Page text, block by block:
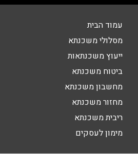
עמוד הבית
מסלולי משכנתא
ייעוץ משכנתאות
ביטוח משכנתא
מחשבון משכנתא
מחזור משכנתא
ריבית משכנתא
מימון לעסקים